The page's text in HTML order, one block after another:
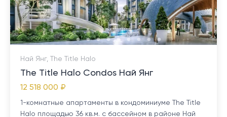
Най Янг, The Title Halo
The Title Halo Condos Най Янг
12 518 000 ₽
1-комнатные апартаменты в кондоминиуме The Title
Halo площадью 36 кв.м. с бассейном в районе Най